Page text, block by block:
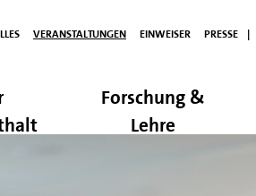
VERANSTALTUNGEN EINWEISER PRESSE |
Forschung &
Lehre